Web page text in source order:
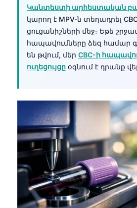
Կանտեստի արհեստական
կարող է MPV-ն տեղադրել
ցուցանիշների մեջ։ Եթե
հապավումները ձեզ համար
են թվում, մեր CBC-ի
ուղեցույցը օգնում է դրանք